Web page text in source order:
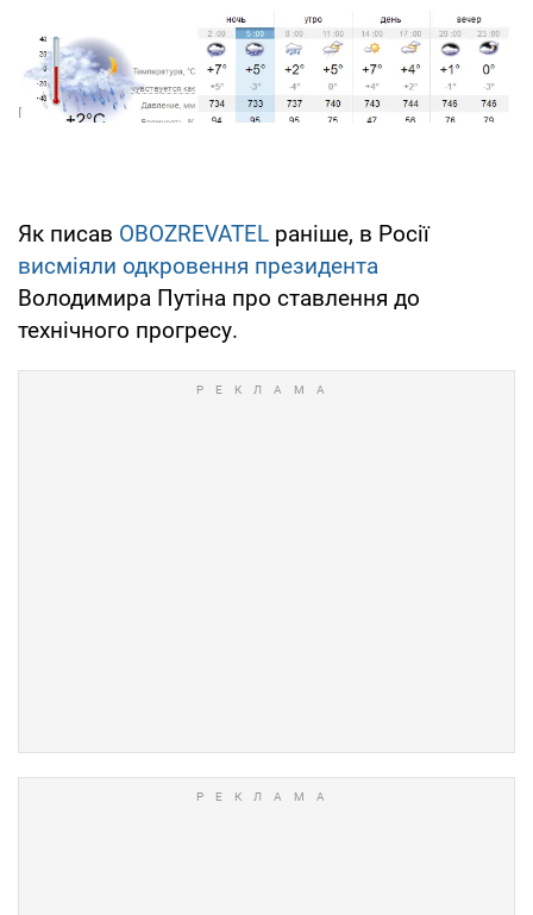
Як писав OBOZREVATEL раніше, в Росії
висміяли одкровення президента
Володимира Путіна про ставлення до
технічного прогресу.